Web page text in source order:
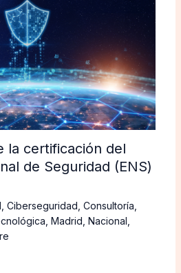
la certificación del
de Seguridad (ENS)
Ciberseguridad Consultoría
Madrid Nacional